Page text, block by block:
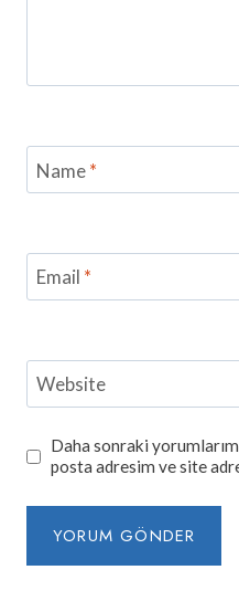
Name*
Email *
Website
Daha sonraki
posta adresim ve site